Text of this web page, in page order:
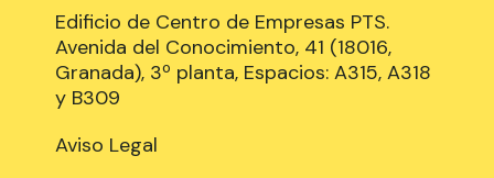
Edificio de Centro de Empresas PTS.
Avenida del Conocimiento, 41 (18016,
Granada), 3º planta, Espacios: A315, A318
y B309
Aviso Legal